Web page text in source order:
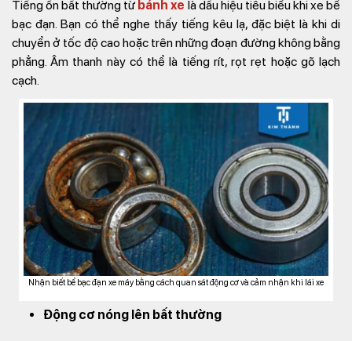
Tiếng ồn bất thường từ bánh xe là dấu hiệu tiêu biểu khi xe bể
bạc đạn. Bạn có thể nghe thấy tiếng kêu lạ, đặc biệt là khi di
chuyển ở tốc độ cao hoặc trên những đoạn đường không bằng
phẳng. Âm thanh này có thể là tiếng rít, rọt rẹt hoặc gõ lạch
cạch.
Nhận biết bể bạc đạn xe máy bằng cách quan sát động cơ và cảm nhận khi lái xe
Động cơ nóng lên bất thường